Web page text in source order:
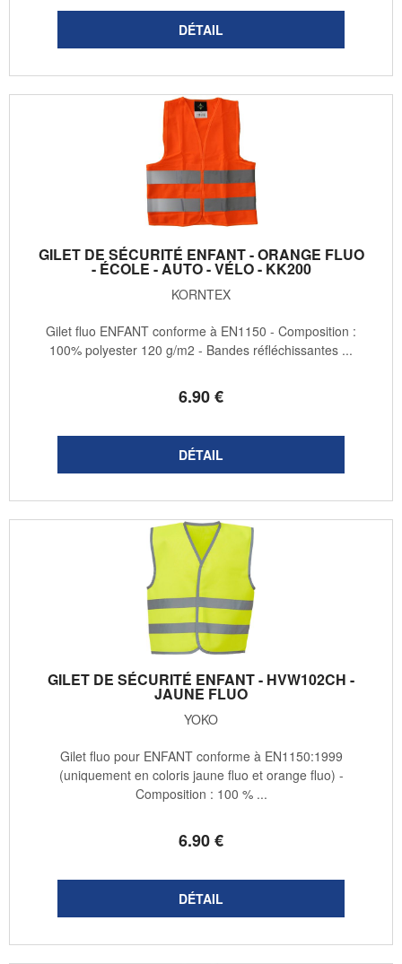
GILET DE SÉCURITÉ ENFANT - ORANGE FLUO
- ÉCOLE - AUTO - VÉLO - KK200
KORNTEX
6.90€
Gilet fluo ENFANT conforme à EN1150 - Composition :
100% polyester 120 g/m2 - Bandes réfléchissantes ...
GILET DE SÉCURITÉ ENFANT - HVW102CH -
JAUNE FLUO
YOKO
6.90€
Gilet fluo pour ENFANT conforme à EN1150:1999
(uniquement en coloris jaune fluo et orange fluo) -
Composition : 100 % ...